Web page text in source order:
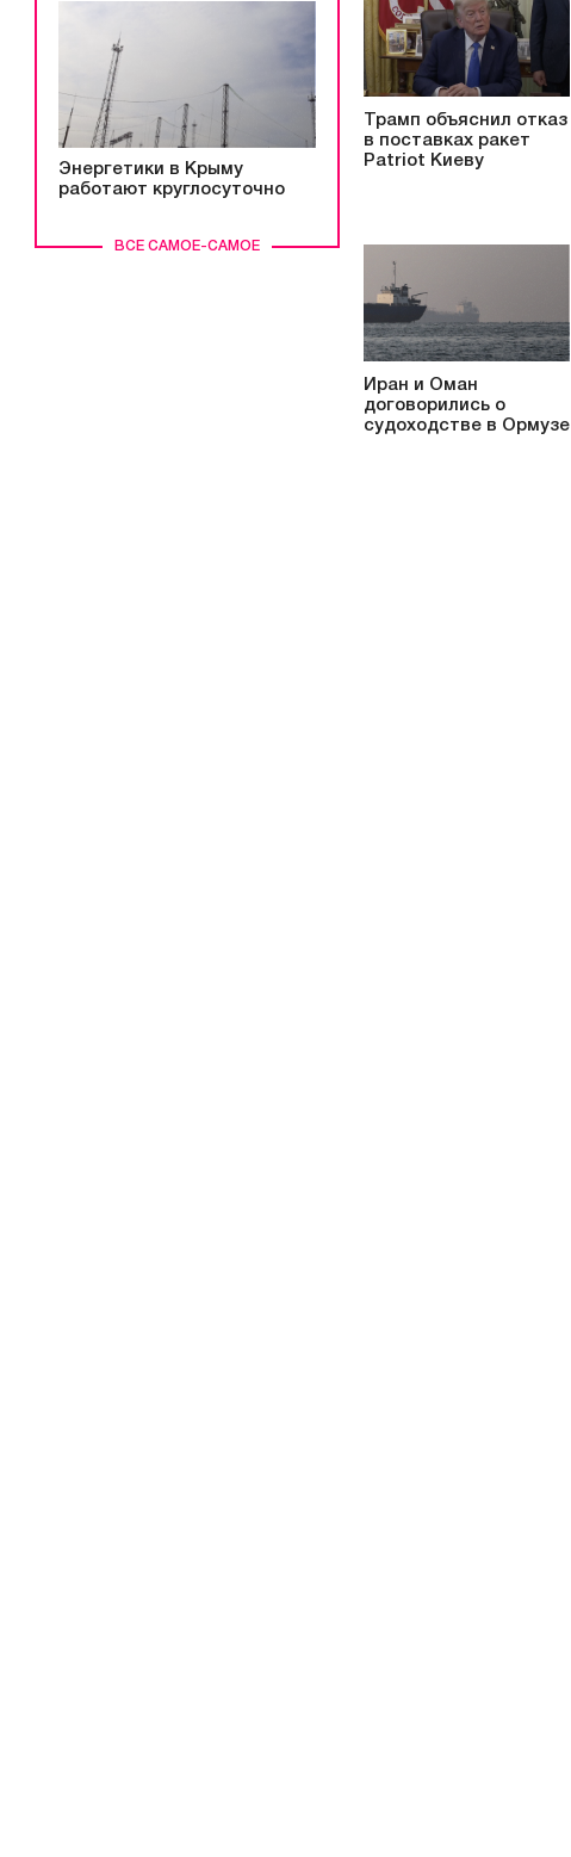
ВСЕ САМОЕ-САМОЕ
Энергетики в Крыму
работают круглосуточно
Трамп объяснил отказ
в поставках ракет
Patriot Киеву
Иран и Оман
договорились о
судоходстве в Ормузе